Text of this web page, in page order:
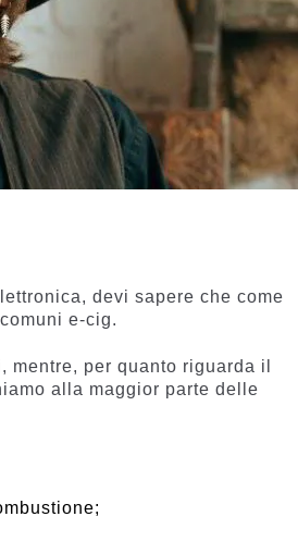
devi sapere che come
e-cig.
per quanto riguarda il
alla maggior parte delle